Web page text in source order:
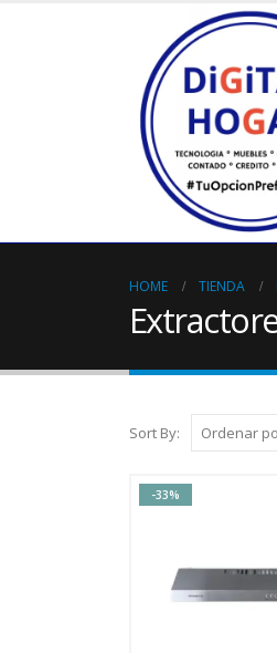
HOME TIENDA
Sort By:
-33%